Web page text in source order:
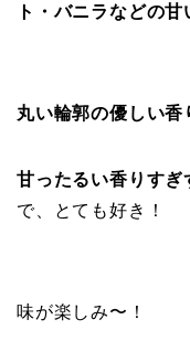
ト・バニラなどの甘
丸い輪郭の優しい
甘ったるい香りすぎ
で、とても好き！
味が楽しみ〜！